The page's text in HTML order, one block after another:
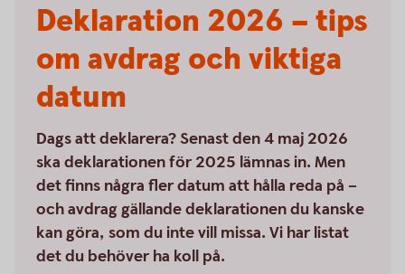
Deklaration 2026 – tips
om avdrag och viktiga
datum
Dags att deklarera? Senast den 4 maj 2026
ska deklarationen för 2025 lämnas in. Men
det finns några fler datum att hålla reda på –
och avdrag gällande deklarationen du kanske
kan göra, som du inte vill missa. Vi har listat
det du behöver ha koll på.